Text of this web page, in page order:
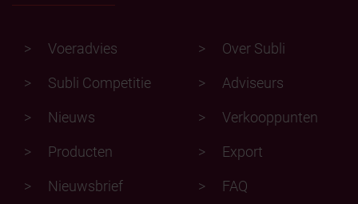
Voeradvies
Subli Competitie
Nieuws
Producten
Nieuwsbrief
Over Subli
Adviseurs
Verkooppunten
Export
FAQ